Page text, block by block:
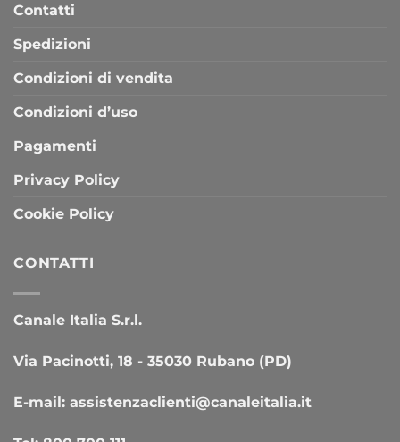
Contatti
Spedizioni
Condizioni di vendita
Condizioni d’uso
Pagamenti
Privacy Policy
Cookie Policy
CONTATTI
Canale Italia S.r.l.
Via Pacinotti, 18 - 35030 Rubano (PD)
E-mail: assistenzaclienti@canaleitalia.it